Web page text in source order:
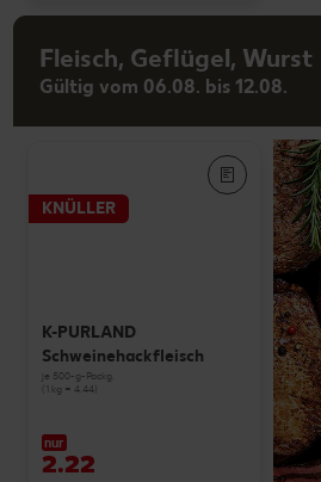
Fleisch, Geflügel, Wurst
Gültig vom 06.08. bis 12.08.
KNÜLLER
K-PURLAND
Schweinehackfleisch
je 500-g-Packg.
(1 kg = 4.44)
nur
2.22